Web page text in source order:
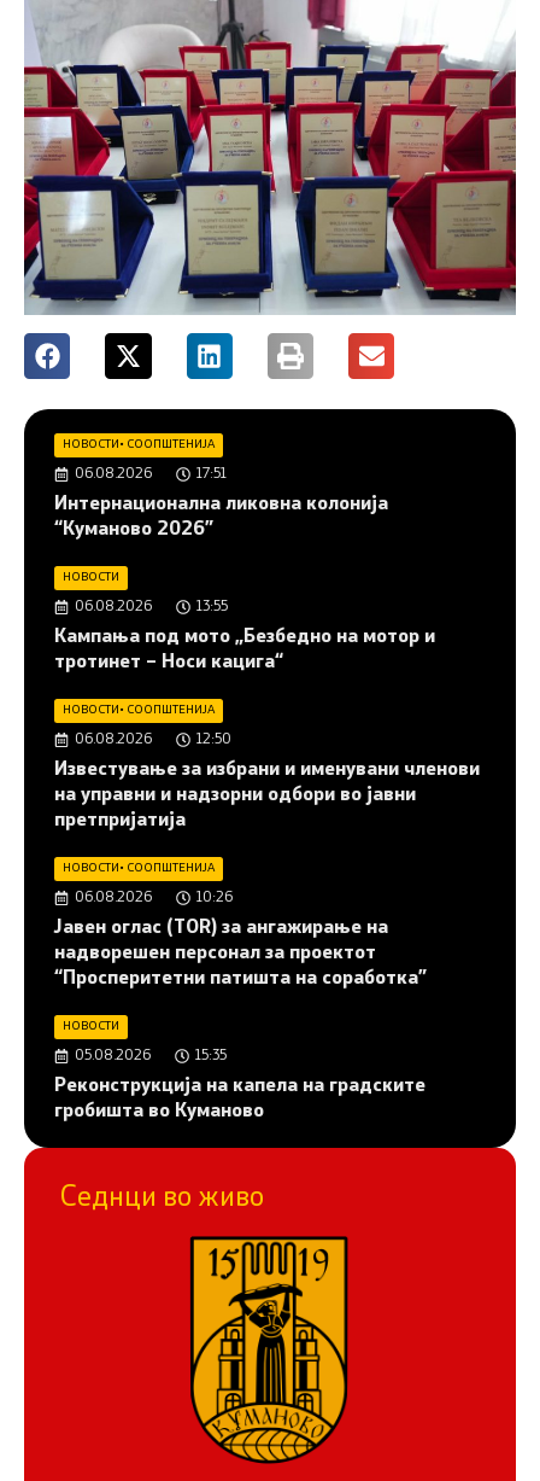
НОВОСТИ • СООПШТЕНИЈА
06.08.2026 17:51
Интернационална ликовна колонија
“Куманово 2026”
НОВОСТИ
06.08.2026 13:55
Кампања под мото „Безбедно на мотор и
тротинет – Носи кацига“
НОВОСТИ • СООПШТЕНИЈА
06.08.2026 12:50
Известување за избрани и именувани членови
на управни и надзорни одбори во јавни
претпријатија
НОВОСТИ • СООПШТЕНИЈА
06.08.2026 10:26
Јавен оглас (ТОR) за ангажирање на
надворешен персонал за проектот
“Просперитетни патишта на соработка”
НОВОСТИ
05.08.2026 15:35
Реконструкција на капела на градските
гробишта во Куманово
Седнци во живо